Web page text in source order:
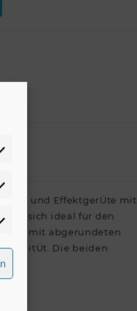
und EffektgerÜte mit
es sich ideal für den
mit abgerundeten
Die beiden